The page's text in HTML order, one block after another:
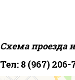
Схема проезда
Тел: 8 (967) 206-